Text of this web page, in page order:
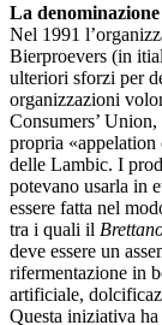
La denominazione
Nel 1991
Bierproevers (in
ulteriori sforzi per
organizzazioni
Consumers’
propria
delle Lambic. I
potevano usarla in
essere fatta nel
tra i quali il
deve essere un
rifermentazione in
artificiale,
Questa iniziativa